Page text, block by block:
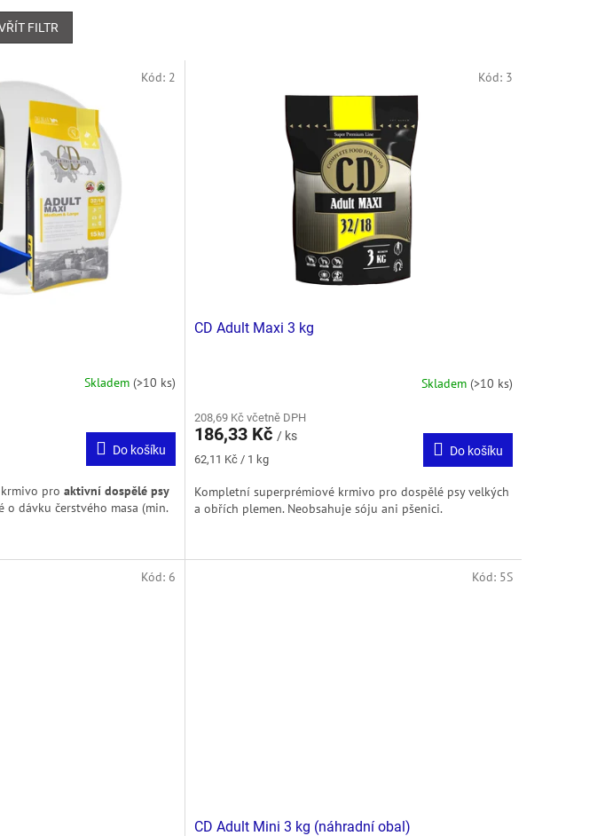
FILTR
Skladem (>10 ks)
Do košíku
krmivo proaktivní dospělé psy
o dávku čerstvého masa (min.
Kód: 2
CD Adult Maxi 3 kg
Skladem (>10 ks)
208,69 Kč včetně DPH
186,33 Kč / ks
Měrná
62,11 Kč / 1 kg
Do košíku
Kompletní superprémiové krmivo pro dospělé psy velkých
a obřích plemen. Neobsahuje sóju ani pšenici.
Kód: 3
Kód: 6
CD Adult Mini 3 kg (náhradní obal)
Kód: 5S